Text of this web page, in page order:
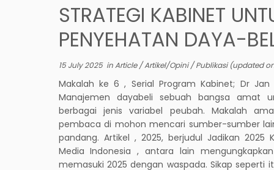
STRATEGI KABINET
PENYEHATAN DAYA-
15 July 2025inArticle/Artikel/Opini/Publikasi(updated
Makalah ke 6 , Serial Program Kabinet; Dr Jan
Manajemen dayabeli sebuah bangsa amat
berbagai jenis variabel peubah. Makalah
pembaca di mohon mencari sumber-sumber
pandang. Artikel , 2025, berjudul Jadikan 2025
Media Indonesia , antara lain
memasuki 2025 dengan waspada. Sikap seperti